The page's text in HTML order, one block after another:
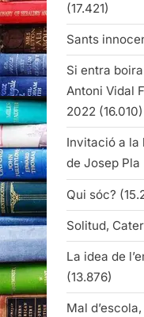
(17.421)
Sants
Si entra
Antoni Vidal
2022 (16.010)
Invitació a la
de Josep Pla
Qui sóc?
Solitud,
La idea de
(13.876)
Mal